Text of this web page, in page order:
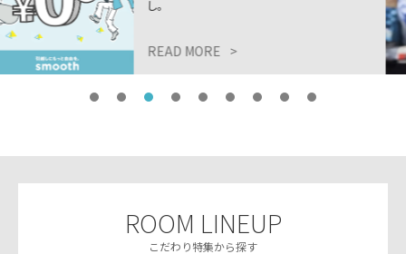
READ MORE
ROOM LINEUP
こだわり特集から探す